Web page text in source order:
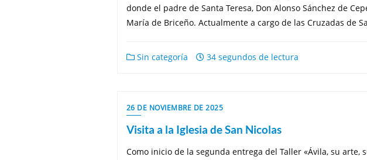
donde el padre de Santa Teresa, Don Alonso Sánchez de
María de Briceño. Actualmente a cargo de las Cruzadas de
Sin categoría 34 segundos de lectura
26 DE NOVIEMBRE DE 2025
Visita a la Iglesia de San Nicolas
Como inicio de la segunda entrega del Taller «Ávila, su arte,